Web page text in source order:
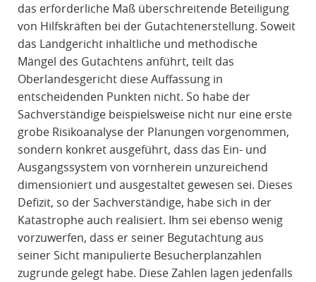
das erforderliche Maß überschreitende Beteiligung
von Hilfskräften bei der Gutachtenerstellung. Soweit
das Landgericht inhaltliche und methodische
Mängel des Gutachtens anführt, teilt das
Oberlandesgericht diese Auffassung in
entscheidenden Punkten nicht. So habe der
Sachverständige beispielsweise nicht nur eine erste
grobe Risikoanalyse der Planungen vorgenommen,
sondern konkret ausgeführt, dass das Ein- und
Ausgangssystem von vornherein unzureichend
dimensioniert und ausgestaltet gewesen sei. Dieses
Defizit, so der Sachverständige, habe sich in der
Katastrophe auch realisiert. Ihm sei ebenso wenig
vorzuwerfen, dass er seiner Begutachtung aus
seiner Sicht manipulierte Besucherplanzahlen
zugrunde gelegt habe. Diese Zahlen lagen jedenfalls